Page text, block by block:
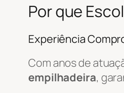
Por que
Experiência
Com anos de
empilhadeira,